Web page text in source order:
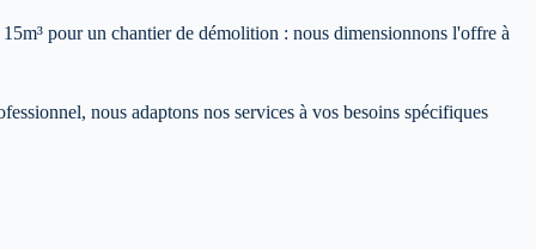
pour un chantier de démolition : nous dimensionnons l'offre à
nous adaptons nos services à vos besoins spécifiques